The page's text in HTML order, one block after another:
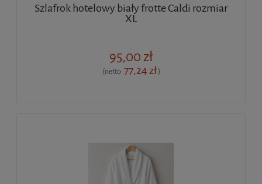
Szlafrok hotelowy biały frotte Caldi rozmiar
XL
95,00 zł
(netto:77,24 zł)